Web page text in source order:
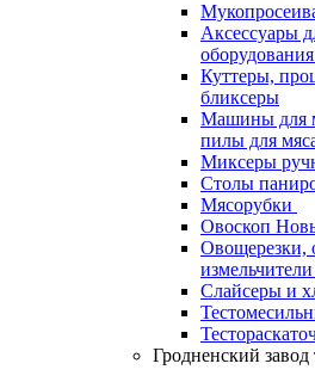
Аксессуары
оборудования
Куттеры,
бликсеры
Машины для
пилы для
Миксеры
Столы
Мясорубки
Овоскоп
Овощерезки,
измельчители
Слайсеры и
Гродненский завод